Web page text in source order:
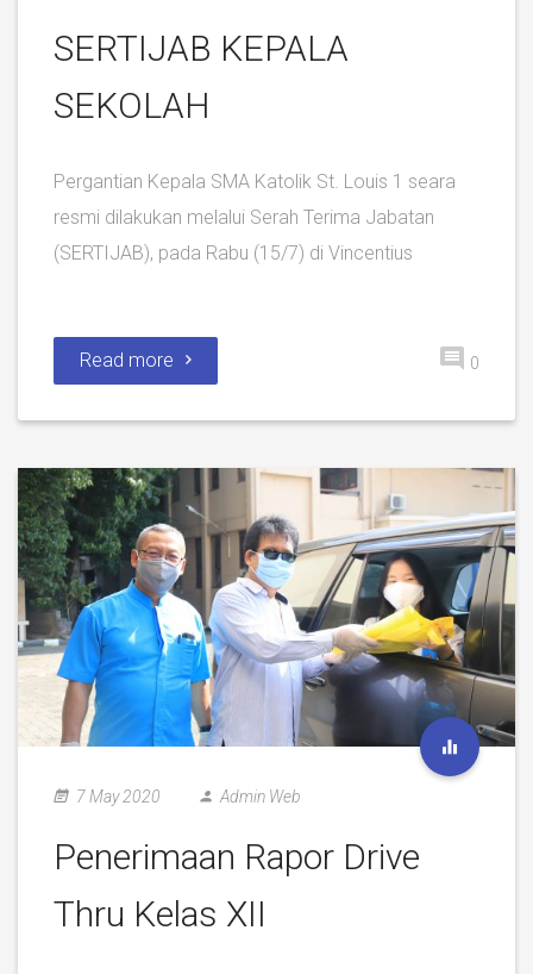
SERTIJAB KEPALA
SEKOLAH
Pergantian Kepala SMA Katolik St. Louis 1 seara
resmi dilakukan melalui Serah Terima Jabatan
(SERTIJAB), pada Rabu (15/7) di Vincentius
Read more 0
7 May 2020 Admin Web
Penerimaan Rapor Drive
Thru Kelas XII